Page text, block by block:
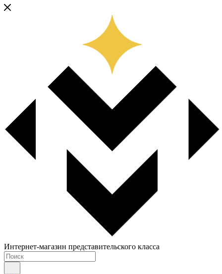
Интернет-магазин представительского класса